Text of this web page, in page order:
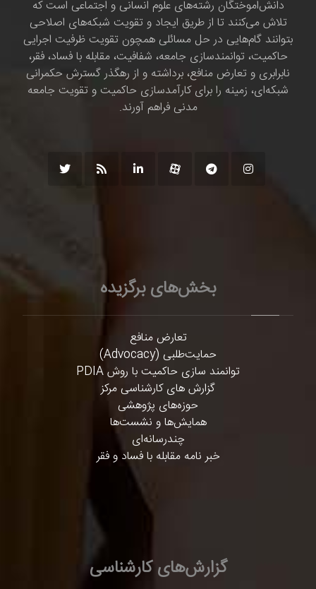
دانش‌اموختگان رشته‌های علوم انسانی و اجتماعی است که
تلاش می‌کنند تا از طریق ایجاد و تقویت شبکه‌های اصلاحی
بتوانند گام‌هایی در حل مسائلی همچون تقویت ظرفیت اجرایی
حاکمیت، توانمندسازی جامعه، شفافیت، مقابله با فساد، فقر،
نابرابری و تعارض منافع، برداشته و از رهگذر گسترش حکمرانی
شبکه‌ای، زمینه را برای کارآمدسازی حاکمیت و تقویت جامعه
مدنی فراهم آورند.
بخش‌های برگزیده
تعارض منافع
حمایت‌طلبی (Advocacy)
توانمند سازی حاکمیت با روش PDIA
گزارش های کارشناسی مرکز
حوزه‌های پژوهشی
همایش‌ها و نشست‌ها
چندرسانه‌ای
خبر نامه مقابله با فساد و فقر
گزارش‌های کارشناسی